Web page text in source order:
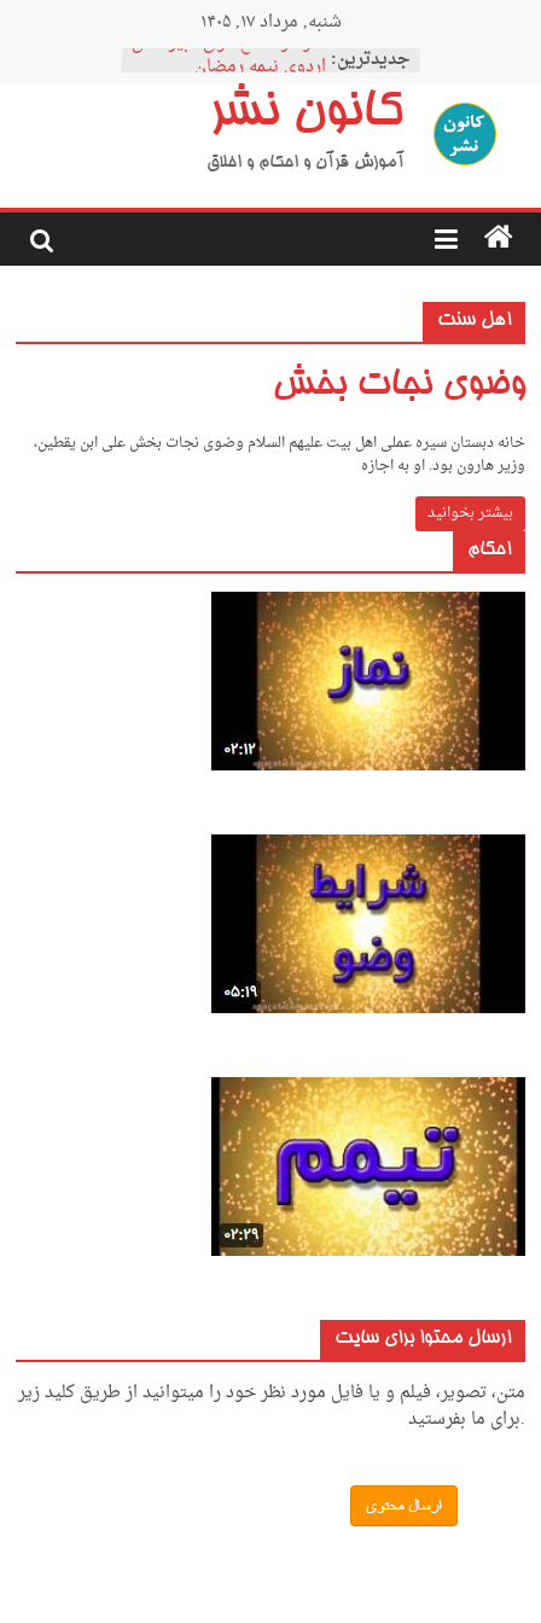
شنبه, مرداد ۱۷, ۱۴۰۵
جدیدترین:
نمودار مقطع فوق دبیرستان
اردوی نیمه رمضان
اردوی نیمه شعبان
اردوی غدیر
کانون نشر
آموزش قرآن و احکام و اخلاق
اهل سنت
وضوی نجات بخش
خانه دبستان سیره عملی اهل بیت علیهم السلام وضوی نجات بخش علی ابن یقطین،
وزیر هارون بود. او به اجازه
بیشتر بخوانید
احکام
ارسال محتوا برای سایت
متن، تصویر، فیلم و یا فایل مورد نظر خود را میتوانید از طریق کلید زیر
.برای ما بفرستید